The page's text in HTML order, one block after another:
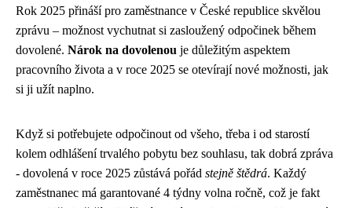
Rok 2025 přináší pro zaměstnance v České republice skvělou
zprávu – možnost vychutnat si zasloužený odpočinek během
dovolené. Nárok na dovolenou je důležitým aspektem
pracovního života a v roce 2025 se otevírají nové možnosti, jak
si ji užít naplno.
Když si potřebujete odpočinout od všeho, třeba i od starostí
kolem odhlášení trvalého pobytu bez souhlasu, tak dobrá zpráva
- dovolená v roce 2025 zůstává pořád stejně štědrá. Každý
zaměstnanec má garantované 4 týdny volna ročně, což je fakt